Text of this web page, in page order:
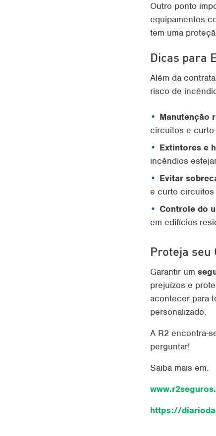
Outro ponto
equipamentos
tem uma
Dicas para
Além da
risco de
Manutenção
circuitos e
Extintores e
incêndios
Evitar
e curto circuitos
Controle do
em edifícios
Proteja seu
Garantir um
prejuízos e
acontecer para
personalizado.
A R2 encontra-
perguntar!
Saiba mais em:
https://